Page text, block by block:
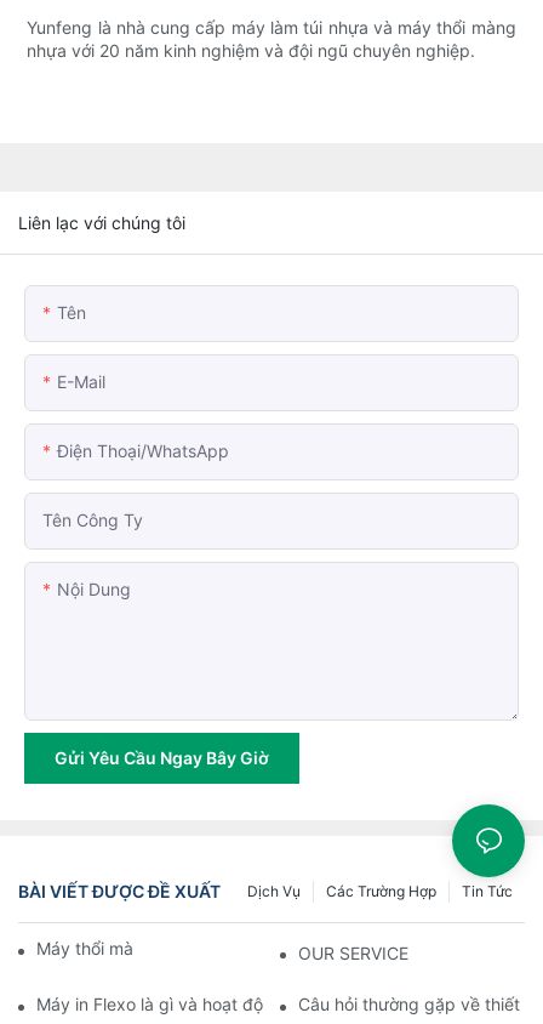
Yunfeng là nhà cung cấp máy làm túi nhựa và máy thổi màng
nhựa với 20 năm kinh nghiệm và đội ngũ chuyên nghiệp.
Liên lạc với chúng tôi
Tên
E-Mail
Điện Thoại/WhatsApp
Tên Công Ty
Nội Dung
Gửi Yêu Cầu Ngay Bây Giờ
BÀI VIẾT ĐƯỢC ĐỀ XUẤT Tin Tức
Các Trường Hợp
Dịch Vụ
Máy thổi màng phim là gì? OUR SERVICE
Máy in Flexo là gì và hoạt động như thế nào?Câu hỏi thường gặp về thiết